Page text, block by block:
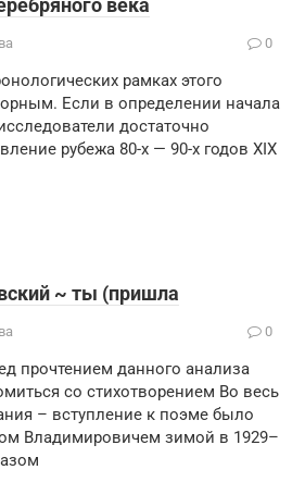
века
0
рамках этого
Если в определении начала
достаточно
рубежа 80-х — 90-х годов XIX
~ ты (пришла
0
прочтением данного анализа
со стихотворением Во весь
– вступление к поэме было
Владимировичем зимой в 1929–